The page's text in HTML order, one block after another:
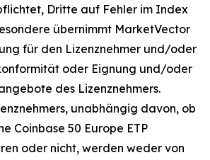
Dritte auf Fehler im Index
übernimmt MarketVector
für den Lizenznehmer und/oder
oder Eignung und/oder
des Lizenznehmers.
unabhängig davon, ob
Coinbase 50 Europe ETP
oder nicht, werden weder von